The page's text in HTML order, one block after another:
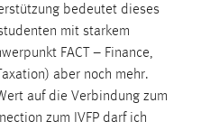
bedeutet dieses
mit starkem
FACT – Finance,
aber noch mehr.
auf die Verbindung zum
zum IVFP darf ich